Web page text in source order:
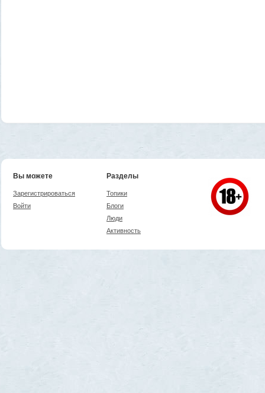
Вы можете
Зарегистрироваться
Войти
Разделы
Топики
Блоги
Люди
Активность